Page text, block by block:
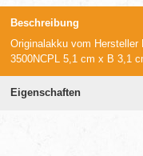
Beschreibung
Originalakku vom Hersteller
3500NCPL 5,1 cm x B 3,1
Eigenschaften